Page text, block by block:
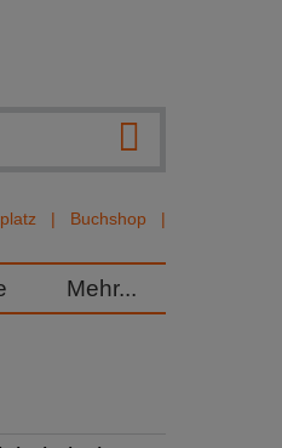
Buchshop
Mehr...